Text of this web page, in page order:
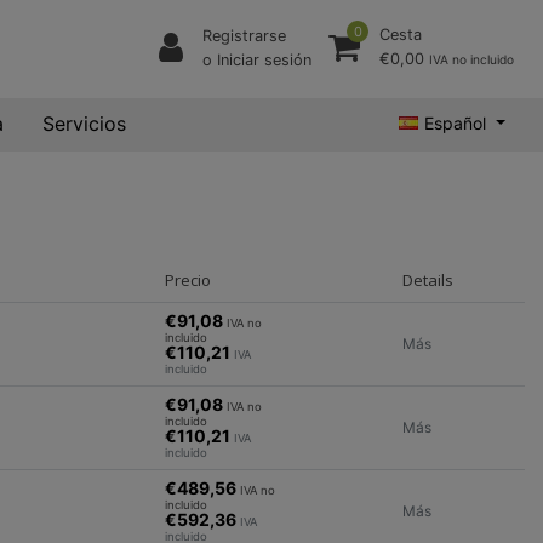
Registrarse
o Iniciar sesión
0
Cesta
€0,00 IVA no incluido
Servicios Español
Precio Details
€91,08 IVA no
incluido
€110,21 IVA
incluido
Más
€91,08 IVA no
incluido
€110,21 IVA
incluido
Más
€489,56 IVA no
incluido
€592,36 IVA
incluido
Más